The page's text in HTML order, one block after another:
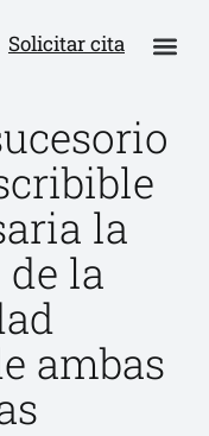
Solicitar cita
la
la
ambas